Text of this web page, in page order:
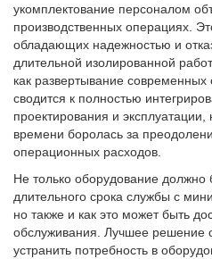
укомплектование персоналом
производственных операциях.
обладающих надежностью и
длительной изолированной
как развертывание современных
сводится к полностью
проектирования и
времени боролась за
операционных расходов.
Не только оборудование должно
длительного срока службы с
но также и как это может быть
обслуживания. Лучшее решение
устранить потребность в